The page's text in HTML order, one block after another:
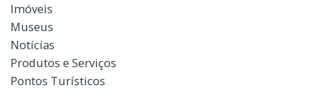
Imóveis
Museus
Notícias
Produtos e Serviços
Pontos Turísticos